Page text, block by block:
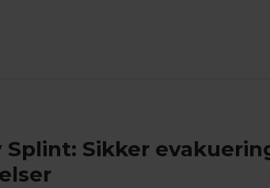
Splint: Sikker